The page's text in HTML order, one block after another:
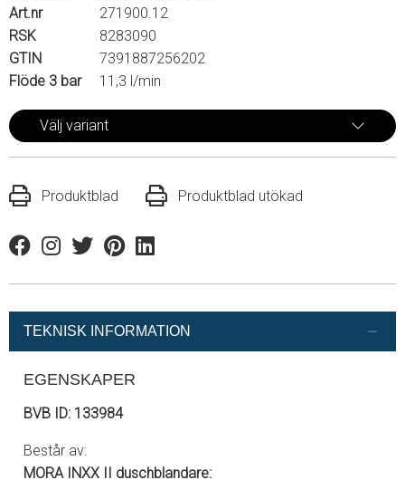
Art.nr
271900.12
RSK
8283090
GTIN
7391887256202
Flöde 3 bar
11,3 l/min
Välj variant
Produktblad Produktblad utökad
FacebookInstagram
TwitterPinterestLinkedin
TEKNISK INFORMATION
EGENSKAPER
BVB ID: 133984
Består av:
MORA INXX II duschblandare: